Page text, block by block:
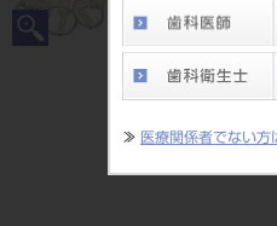
≫ 医療関係者でない方